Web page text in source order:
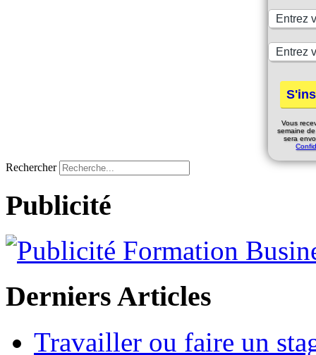
Vous
semaine
sera
Rechercher
Publicité
Derniers Articles
Travailler ou faire un